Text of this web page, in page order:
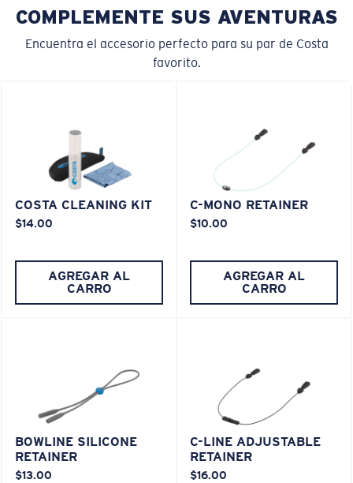
COMPLEMENTE SUS AVENTURAS
Encuentra el accesorio perfecto para su par de Costa
favorito.
COSTA CLEANING KIT
$14.00
AGREGAR AL
CARRO
C-MONO RETAINER
$10.00
AGREGAR AL
CARRO
BOWLINE SILICONE
RETAINER
$13.00
C-LINE ADJUSTABLE
RETAINER
$16.00